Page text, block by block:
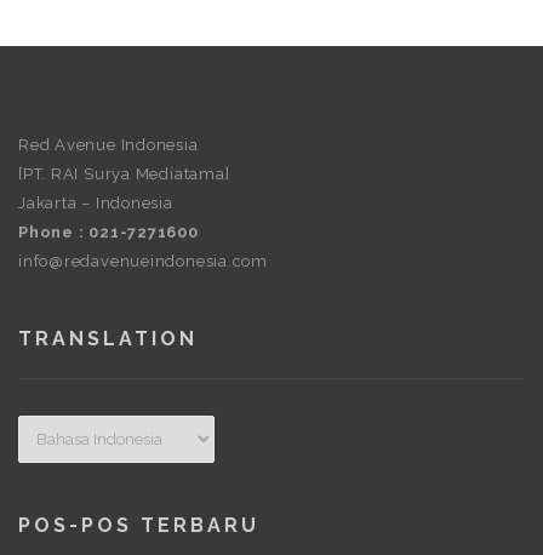
Red Avenue Indonesia
[PT. RAI Surya Mediatama]
Jakarta – Indonesia
Phone : 021-7271600
info@redavenueindonesia.com
TRANSLATION
POS-POS TERBARU